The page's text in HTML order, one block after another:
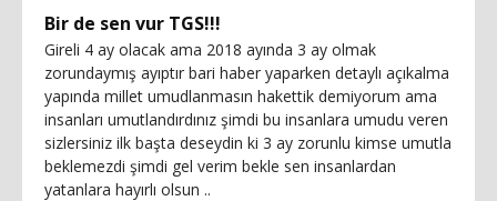
Bir de sen vur TGS!!!
Gireli 4 ay olacak ama 2018 ayında 3 ay olmak
zorundaymış ayıptır bari haber yaparken detaylı açıkalma
yapında millet umudlanmasın hakettik demiyorum ama
insanları umutlandırdınız şimdi bu insanlara umudu veren
sizlersiniz ilk başta deseydin ki 3 ay zorunlu kimse umutla
beklemezdi şimdi gel verim bekle sen insanlardan
yatanlara hayırlı olsun ..